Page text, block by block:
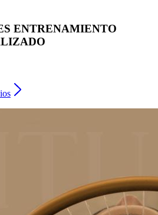
ENTRENAMIENTO